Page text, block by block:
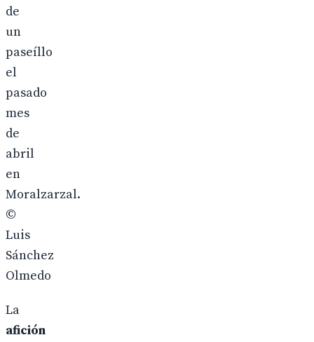
de
un
paseíllo
el
pasado
mes
de
abril
en
Moralzarzal.
©
Luis
Sánchez
Olmedo
La
afición